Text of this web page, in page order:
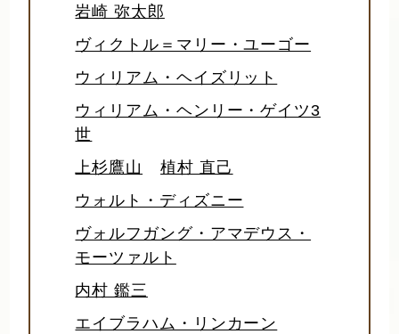
岩崎 弥太郎
ヴィクトル＝マリー・ユーゴー
ウィリアム・ヘイズリット
ウィリアム・ヘンリー・ゲイツ3
世
上杉鷹山
植村 直己
ウォルト・ディズニー
ヴォルフガング・アマデウス・
モーツァルト
内村 鑑三
エイブラハム・リンカーン